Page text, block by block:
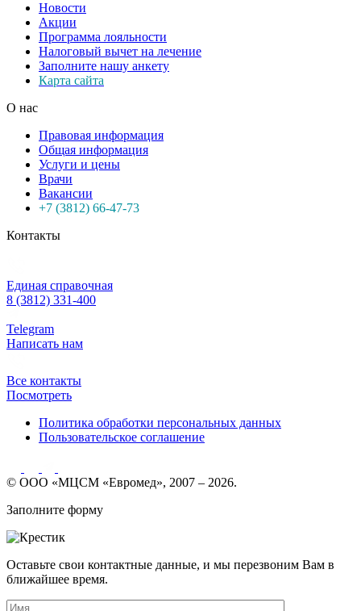
Новости
Акции
Программа лояльности
Налоговый вычет на лечение
Заполните нашу анкету
Карта сайта
О нас
Правовая информация
Общая информация
Услуги и цены
Врачи
Вакансии
+7 (3812) 66-47-73
Контакты
Единая справочная
8 (3812) 331-400
Telegram
Написать нам
Все контакты
Посмотреть
Политика обработки персональных данных
Пользовательское соглашение
© ООО «МЦСМ «Евромед», 2007 – 2026.
Заполните форму
Оставьте свои контактные данные, и мы перезвоним Вам в
ближайшее время.